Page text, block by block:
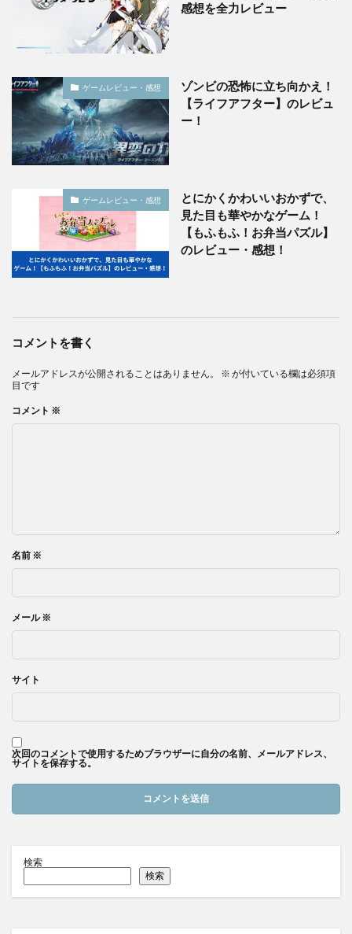
感想を全力レビュー
ゲームレビュー・感想
ゾンビの恐怖に立ち向かえ！
【ライフアフター】のレビュ
ー！
ゲームレビュー・感想
とにかくかわいいおかずで、
見た目も華やかなゲーム！
【もふもふ！お弁当パズル】
のレビュー・感想！
コメントを書く
メールアドレスが公開されることはありません。 ※ が付いている欄は必須項
目です
コメント ※
名前 ※
メール※
サイト
次回のコメントで使用するためブラウザーに自分の名前、メールアドレス、
サイトを保存する。
検索
検索